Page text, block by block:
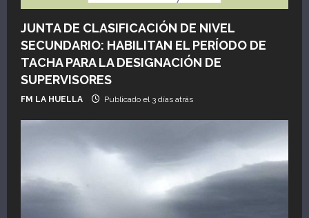
JUNTA DE CLASIFICACIÓN DE NIVEL
SECUNDARIO: HABILITAN EL PERÍODO DE
TACHA PARA LA DESIGNACIÓN DE
SUPERVISORES
FM LA HUELLA Publicado el 3 días atrás